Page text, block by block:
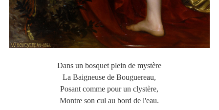
Dans un bosquet plein de mystère
La Baigneuse de Bouguereau,
Posant comme pour un clystère,
Montre son cul au bord de l'eau.